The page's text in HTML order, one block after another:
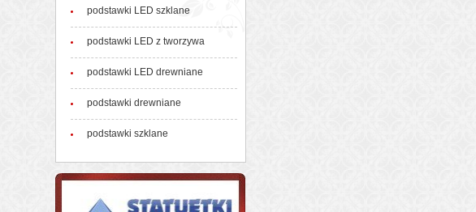
podstawki LED szklane
podstawki LED z tworzywa
podstawki LED drewniane
podstawki drewniane
podstawki szklane